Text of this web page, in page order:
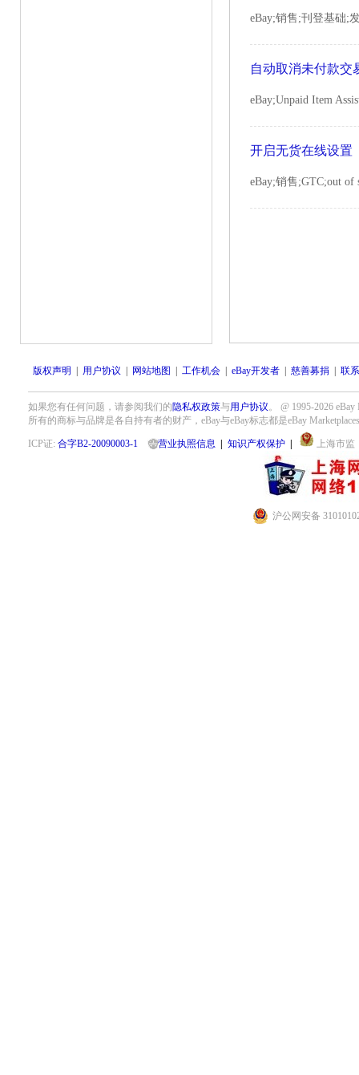
eBay;销售;刊登基础;
自动取消未付款交
eBay;Unpaid Item
开启无货在线设置
eBay;销售;GTC;out of
版权声明 用户协议 网站地图 工作机会 eBay开发者 慈善募捐 联
如果您有任何问题，请参阅我们的隐私权政策与用户协议。 @ 1995-2026
所有的商标与品牌是各自持有者的财产，eBay与eBay标志都是eBay
ICP证: 合字B2-20090003-1 营业执照信息 知识产权保护 上海市监
沪公网安备